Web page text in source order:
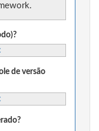
de versão